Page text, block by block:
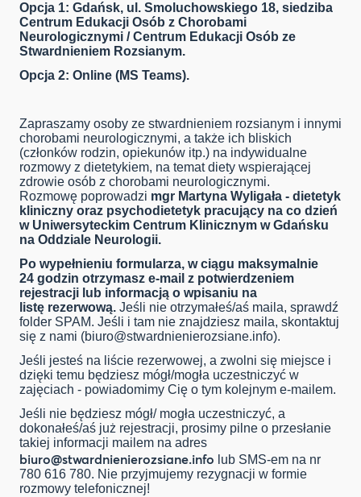
Opcja 1: Gdańsk, ul. Smoluchowskiego 18, siedziba
Centrum Edukacji Osób z Chorobami
Neurologicznymi / Centrum Edukacji Osób ze
Stwardnieniem Rozsianym.
Opcja 2: Online (MS Teams).
Zapraszamy osoby ze stwardnieniem rozsianym i innymi
chorobami neurologicznymi, a także ich bliskich
(członków rodzin, opiekunów itp.) na indywidualne
rozmowy z dietetykiem, na temat diety wspierającej
zdrowie osób z chorobami neurologicznymi.
Rozmowę poprowadzi mgr Martyna Wyligała - dietetyk
kliniczny oraz psychodietetyk pracujący na co dzień
w Uniwersyteckim Centrum Klinicznym w Gdańsku
na Oddziale Neurologii.
Po wypełnieniu formularza, w ciągu maksymalnie
24 godzin otrzymasz e-mail z potwierdzeniem
rejestracji lub informacją o wpisaniu na
listę rezerwową. Jeśli nie otrzymałeś/aś maila, sprawdź
folder SPAM. Jeśli i tam nie znajdziesz maila, skontaktuj
się z nami (biuro@stwardnienierozsiane.info).
Jeśli jesteś na liście rezerwowej, a zwolni się miejsce i
dzięki temu będziesz mógł/mogła uczestniczyć w
zajęciach - powiadomimy Cię o tym kolejnym e-mailem.
Jeśli nie będziesz mógł/ mogła uczestniczyć, a
dokonałeś/aś już rejestracji, prosimy pilne o przesłanie
takiej informacji mailem na adres
biuro@stwardnienierozsiane.info lub SMS-em na nr
780 616 780. Nie przyjmujemy rezygnacji w formie
rozmowy telefonicznej!